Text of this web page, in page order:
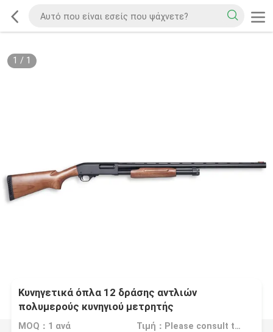
1 / 1
Κυνηγετικά όπλα 12 δράσης αντλιών
πολυμερούς κυνηγιού μετρητής
MOQ：1 ανά Τιμή：Please consult the sales representative for details.